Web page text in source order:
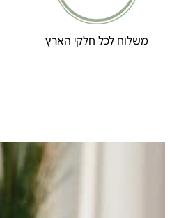
משלוח לכל חלקי הארץ